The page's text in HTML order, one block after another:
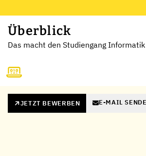
Überblick
Das macht den Studiengang
JETZT BEWERBEN E-MAIL